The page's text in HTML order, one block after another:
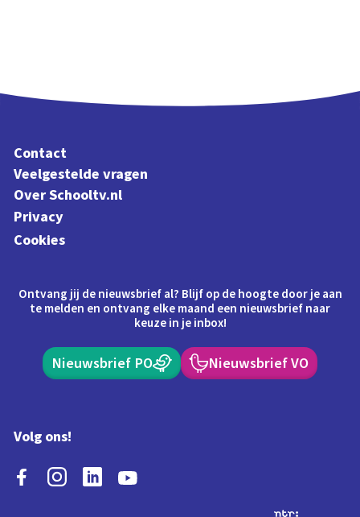
Contact
Veelgestelde vragen
Over Schooltv.nl
Privacy
Cookies
Ontvang jij de nieuwsbrief al? Blijf op de hoogte door je aan
te melden en ontvang elke maand een nieuwsbrief naar
keuze in je inbox!
Nieuwsbrief PO Nieuwsbrief VO
Volg ons!